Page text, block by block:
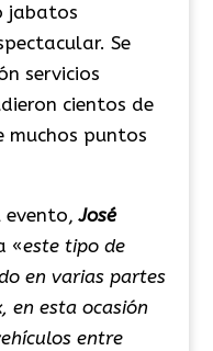
jabatos
Se
servicios
cientos de
muchos puntos
evento,José
«este tipo de
en varias partes
en esta ocasión
entre